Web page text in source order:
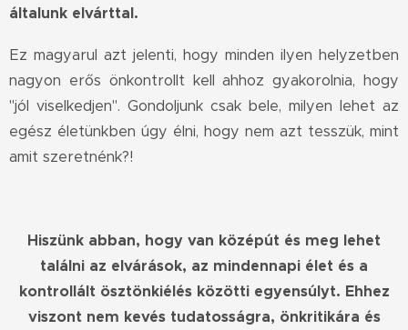
általunk elvárttal.
Ez magyarul azt jelenti, hogy minden ilyen helyzetben
nagyon erős önkontrollt kell ahhoz gyakorolnia, hogy
"jól viselkedjen". Gondoljunk csak bele, milyen lehet az
egész életünkben úgy élni, hogy nem azt tesszük, mint
amit szeretnénk?!
Hiszünk abban, hogy van középút és meg lehet
találni az elvárások, az mindennapi élet és a
kontrollált ösztönkiélés közötti egyensúlyt. Ehhez
viszont nem kevés tudatosságra, önkritikára és